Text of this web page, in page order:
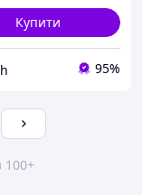
Купити
95%
100+